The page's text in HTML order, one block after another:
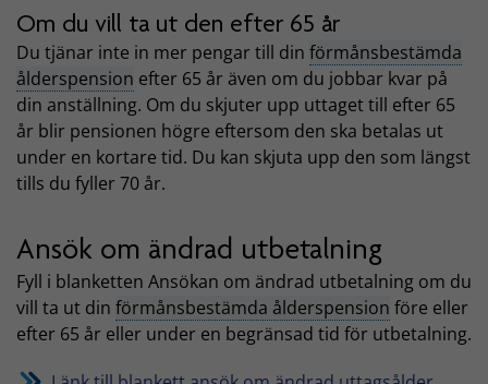
Om du vill ta ut den efter 65 år
Du tjänar inte in mer pengar till din förmånsbestämda
ålderspension efter 65 år även om du jobbar kvar på
din anställning. Om du skjuter upp uttaget till efter 65
år blir pensionen högre eftersom den ska betalas ut
under en kortare tid. Du kan skjuta upp den som längst
tills du fyller 70 år.
Ansök om ändrad utbetalning
Fyll i blanketten Ansökan om ändrad utbetalning om du
vill ta ut din förmånsbestämda ålderspension före eller
efter 65 år eller under en begränsad tid för utbetalning.